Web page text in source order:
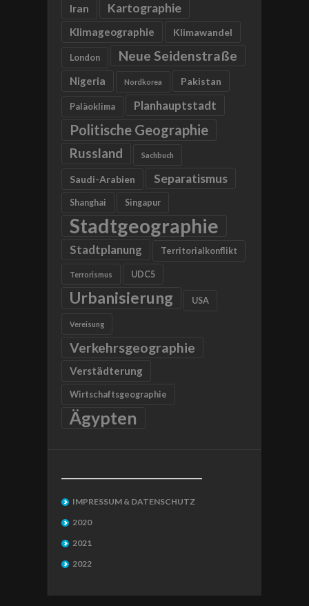
Iran Kartographie
Klimageographie Klimawandel
London Neue Seidenstraße
Nigeria Nordkorea Pakistan
Paläoklima Planhauptstadt
Politische Geographie
Russland Sachbuch
Saudi-Arabien Separatismus
Shanghai Singapur
Stadtgeographie
Stadtplanung Territorialkonflikt
Terrorismus UDC5
Urbanisierung USA
Vereisung
Verkehrsgeographie
Verstädterung
Wirtschaftsgeographie
Ägypten
IMPRESSUM & DATENSCHUTZ
2020
2021
2022